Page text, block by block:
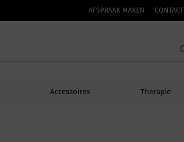
AFSPRAAK MAKEN CONTACT
Accessoires Therapie